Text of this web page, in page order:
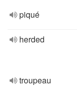
piqué
herded
troupeau